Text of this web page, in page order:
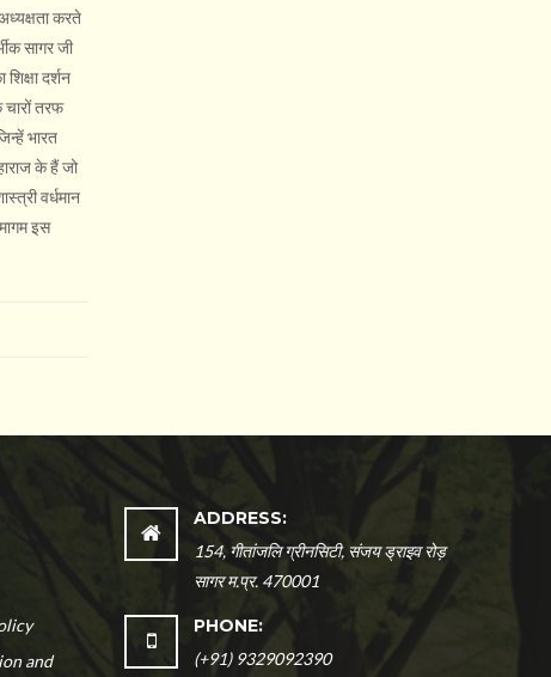
करते
सागर जी
दर्शन
चारों तरफ
भारत
के हैं जो
वर्धमान
इस
and
ADDRESS:
154, गीतांजलि ग्रीनसिटी, संजय ड्राइव रोड़
सागर म.प्र. 470001
PHONE:
(+91) 9329092390